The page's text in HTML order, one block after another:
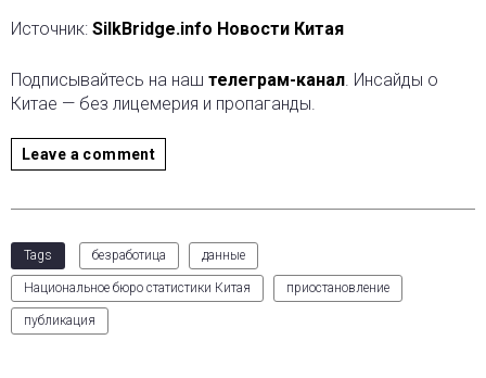
Источник: SilkBridge.info Новости Китая
Подписывайтесь на наш телеграм-канал. Инсайды о
Китае — без лицемерия и пропаганды.
Leave a comment
Tags безработица данные
Национальное бюро статистики Китая приостановление
публикация